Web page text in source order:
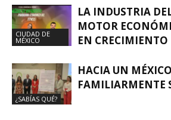
CIUDAD DE
MÉXICO
LA INDUSTRIA
MOTOR
EN CRECIMIENTO
¿SABÍAS QUÉ?
HACIA UN MÉXICO
FAMILIARMENTE